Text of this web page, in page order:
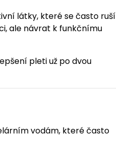
látky, které se často ruší
ale návrat k funkčnímu
pleti už po dvou
vodám, které často